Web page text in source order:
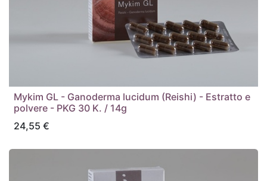
Mykim GL - Ganoderma lucidum (Reishi) - Estratto e
polvere - PKG 30 K. / 14g
24,55 €